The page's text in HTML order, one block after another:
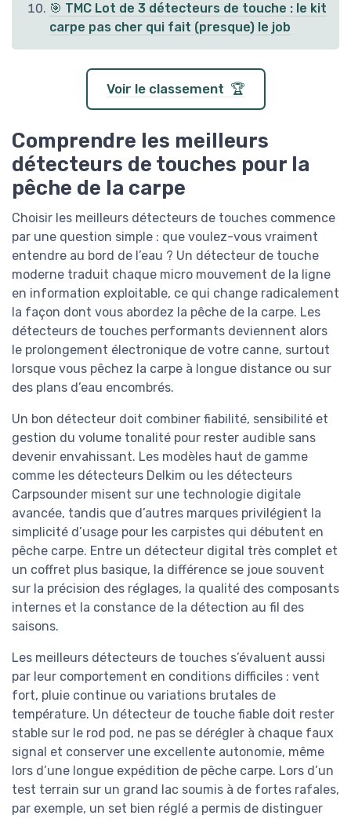
🎯 TMC Lot de 3 détecteurs de touche : le kit
carpe pas cher qui fait (presque) le job
Voir le classement 🏆
Comprendre les meilleurs
détecteurs de touches pour la
pêche de la carpe
Choisir les meilleurs détecteurs de touches commence
par une question simple : que voulez-vous vraiment
entendre au bord de l’eau ? Un détecteur de touche
moderne traduit chaque micro mouvement de la ligne
en information exploitable, ce qui change radicalement
la façon dont vous abordez la pêche de la carpe. Les
détecteurs de touches performants deviennent alors
le prolongement électronique de votre canne, surtout
lorsque vous pêchez la carpe à longue distance ou sur
des plans d’eau encombrés.
Un bon détecteur doit combiner fiabilité, sensibilité et
gestion du volume tonalité pour rester audible sans
devenir envahissant. Les modèles haut de gamme
comme les détecteurs Delkim ou les détecteurs
Carpsounder misent sur une technologie digitale
avancée, tandis que d’autres marques privilégient la
simplicité d’usage pour les carpistes qui débutent en
pêche carpe. Entre un détecteur digital très complet et
un coffret plus basique, la différence se joue souvent
sur la précision des réglages, la qualité des composants
internes et la constance de la détection au fil des
saisons.
Les meilleurs détecteurs de touches s’évaluent aussi
par leur comportement en conditions difficiles : vent
fort, pluie continue ou variations brutales de
température. Un détecteur de touche fiable doit rester
stable sur le rod pod, ne pas se dérégler à chaque faux
signal et conserver une excellente autonomie, même
lors d’une longue expédition de pêche carpe. Lors d’un
test terrain sur un grand lac soumis à de fortes rafales,
par exemple, un set bien réglé a permis de distinguer